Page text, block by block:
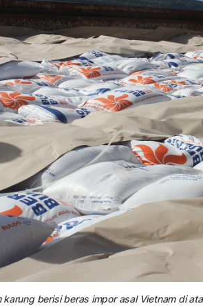
karung berisi beras impor asal Vietnam di